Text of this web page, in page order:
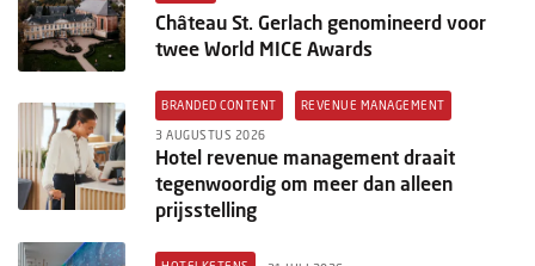
Château St. Gerlach genomineerd voor
twee World MICE Awards
BRANDED CONTENT REVENUE MANAGEMENT
3 AUGUSTUS 2026
Hotel revenue management draait
tegenwoordig om meer dan alleen
prijsstelling